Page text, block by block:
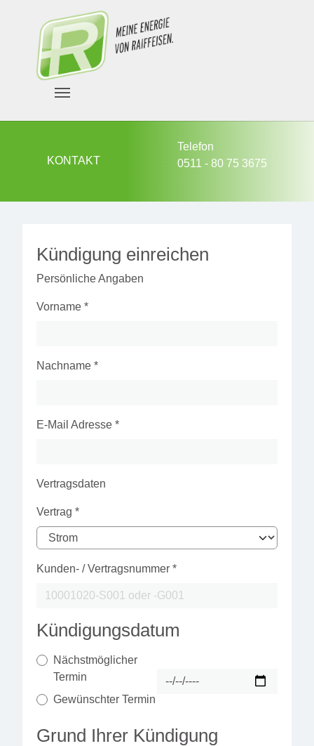
KONTAKT
Telefon
0511 - 80 75 3675
Kündigung einreichen
Persönliche Angaben
Vorname *
Nachname *
E-Mail Adresse *
Vertragsdaten
Vertrag *
Kunden- / Vertragsnummer *
Kündigungsdatum
*
Nächstmöglicher
Termin
Gewünschter Termin
Grund Ihrer Kündigung